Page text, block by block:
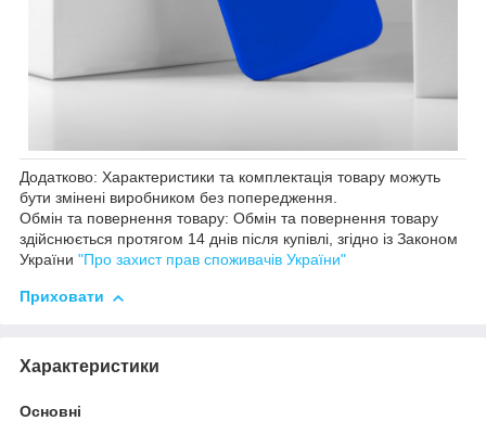
Додатково: Характеристики та комплектація товару можуть
бути змінені виробником без попередження.
Обмін та повернення товару: Обмін та повернення товару
здійснюється протягом 14 днів після купівлі, згідно із Законом
України "Про захист прав споживачів України"
Приховати
Характеристики
Основні